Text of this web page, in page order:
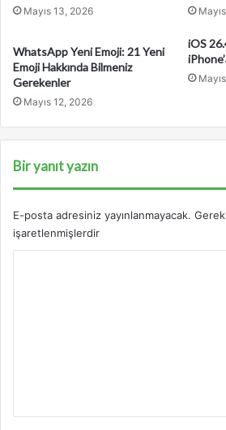
n
z
i
g
i
i
i
z
Mayıs 13, 2026
WhatsApp Yeni Emoji: 21 Yeni
Emoji Hakkında Bilmeniz
Gerekenler
Mayıs 12, 2026
iOS
Bir yanıt yazın
E-posta adresiniz yayınlanmayacak.
işaretlenmişlerdir